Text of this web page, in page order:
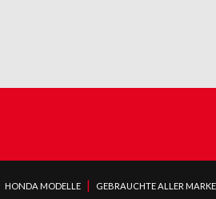
HONDA MODELLE | GEBRAUCHTE ALLER